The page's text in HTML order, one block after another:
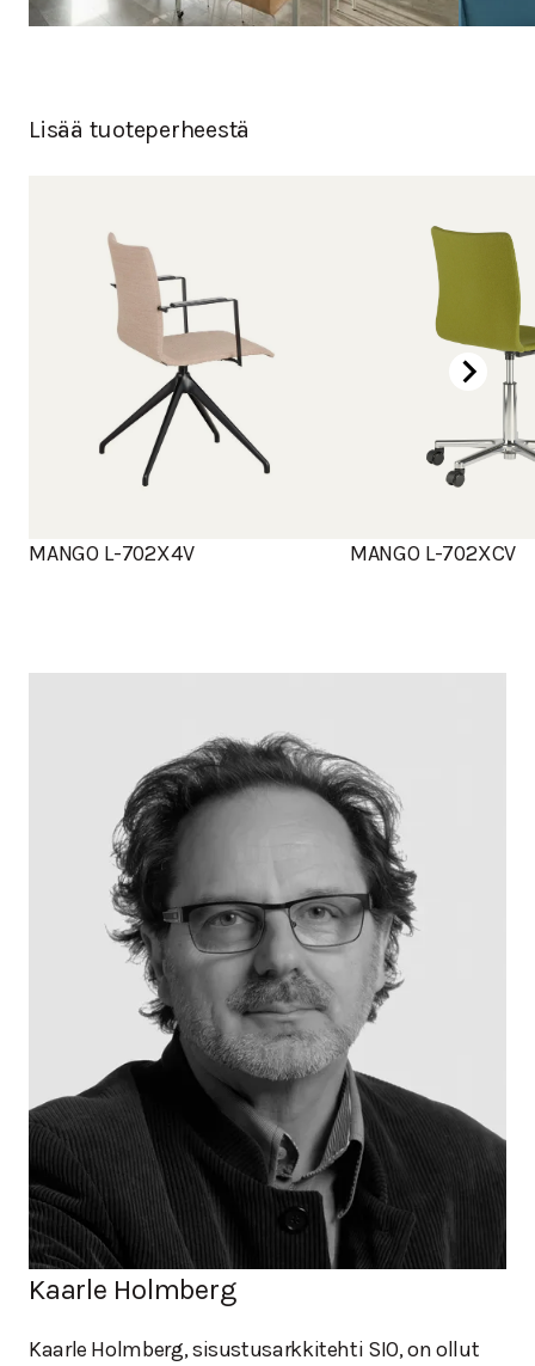
Lisää tuoteperheestä
MANGO L-702X4V MANGO L-702XCV
Kaarle Holmberg
Kaarle Holmberg, sisustusarkkitehti SIO, on ollut